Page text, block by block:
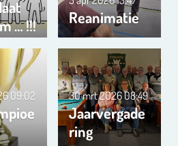
… !!!
Reanimatie
09:02
Jaarvergade
ring
30 mrt 202608:49